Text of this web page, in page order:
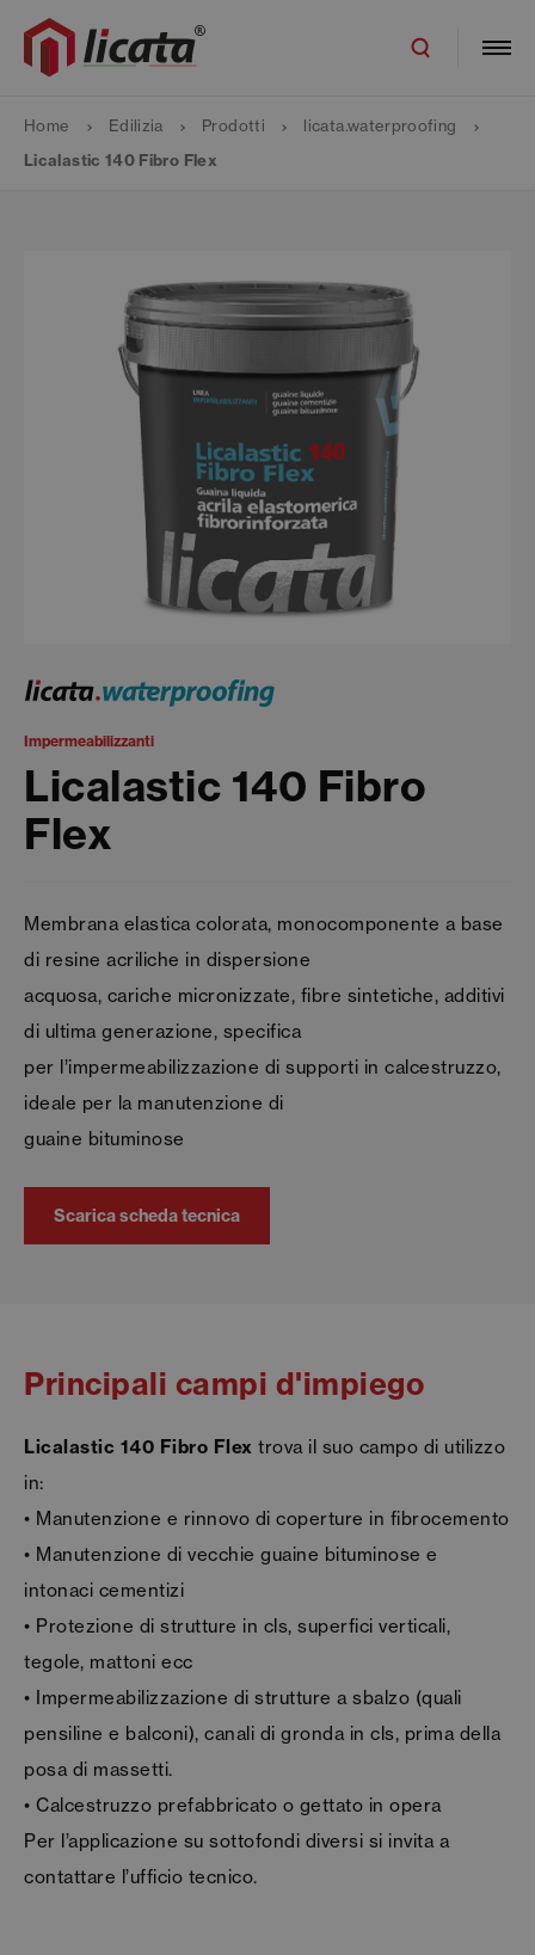
Home Edilizia Prodotti
licata.waterproofing
Licalastic 140 Fibro Flex
Impermeabilizzanti
Licalastic 140 Fibro
Flex
Membrana elastica colorata, monocomponente a base
di resine acriliche in dispersione
acquosa, cariche micronizzate, fibre sintetiche, additivi
di ultima generazione, specifica
per l’impermeabilizzazione di supporti in calcestruzzo,
ideale per la manutenzione di
guaine bituminose
Scarica scheda tecnica
Principali campi d'impiego
Licalastic 140 Fibro Flex trova il suo campo di utilizzo
in:
• Manutenzione e rinnovo di coperture in fibrocemento
• Manutenzione di vecchie guaine bituminose e
intonaci cementizi
• Protezione di strutture in cls, superfici verticali,
tegole, mattoni ecc
• Impermeabilizzazione di strutture a sbalzo (quali
pensiline e balconi), canali di gronda in cls, prima della
posa di massetti.
• Calcestruzzo prefabbricato o gettato in opera
Per l’applicazione su sottofondi diversi si invita a
contattare l’ufficio tecnico.